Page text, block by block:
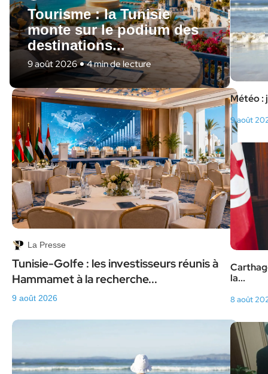
Tourisme : la Tunisie
monte sur le podium des
destinations...
9 août 2026 4 min de lecture
La Presse
Tunisie-Golfe : les investisseurs réunis à
Hammamet à la recherche...
9 août 2026
Météo :
9 août
la...
8 août